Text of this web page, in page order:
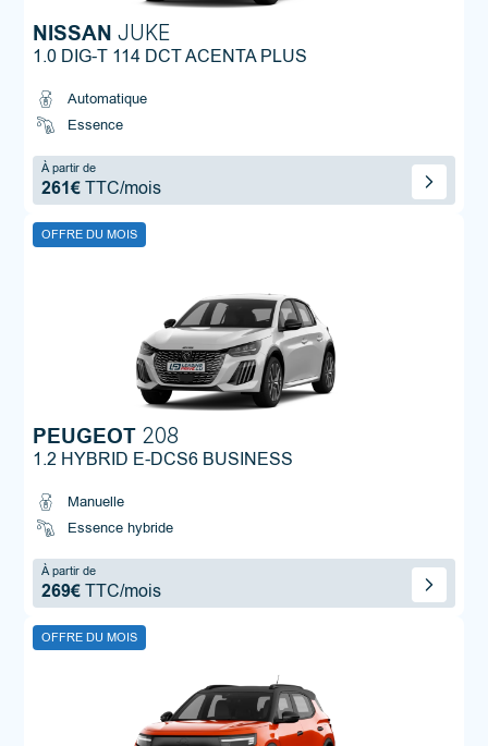
NISSAN JUKE
1.0 DIG-T 114 DCT ACENTA PLUS
Automatique
Essence
À partir de
261€TTC/mois
OFFRE DU MOIS
PEUGEOT 208
1.2 HYBRID E-DCS6 BUSINESS
Manuelle
Essence hybride
À partir de
269€TTC/mois
OFFRE DU MOIS